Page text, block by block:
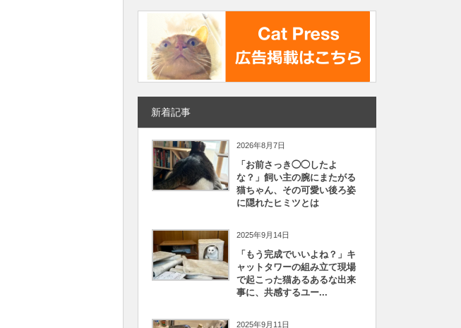
新着記事
2026年8月7日
「お前さっき◯◯したよ
な？」飼い主の腕にまたがる
猫ちゃん、その可愛い後ろ姿
に隠れたヒミツとは
2025年9月14日
「もう完成でいいよね？」キ
ャットタワーの組み立て現場
で起こった猫あるあるな出来
事に、共感するユー...
2025年9月11日